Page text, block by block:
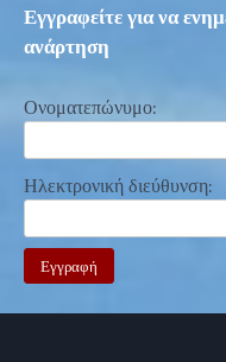
Εγγραφείτε για να
ανάρτηση
Ονοματεπώνυμο:
Ηλεκτρονική διεύθυνση: